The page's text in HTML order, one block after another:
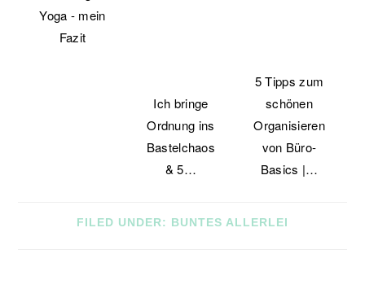
Yoga - mein
Fazit
Ich bringe
Ordnung ins
Bastelchaos
& 5…
5 Tipps zum
schönen
Organisieren
von Büro-
Basics |…
FILED UNDER: BUNTES ALLERLEI